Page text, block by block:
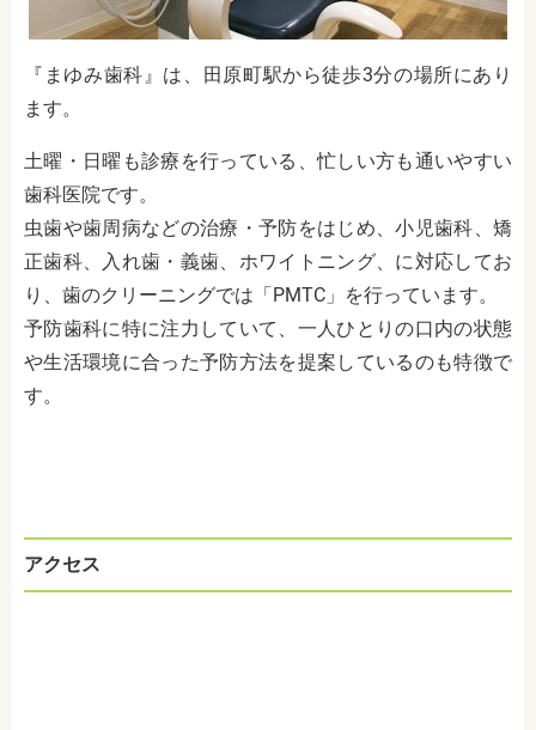
『まゆみ歯科』は、田原町駅から徒歩3分の場所にあり
ます。
土曜・日曜も診療を行っている、忙しい方も通いやすい
歯科医院です。
虫歯や歯周病などの治療・予防をはじめ、小児歯科、矯
正歯科、入れ歯・義歯、ホワイトニング、に対応してお
り、歯のクリーニングでは「PMTC」を行っています。
予防歯科に特に注力していて、一人ひとりの口内の状態
や生活環境に合った予防方法を提案しているのも特徴で
す。
アクセス